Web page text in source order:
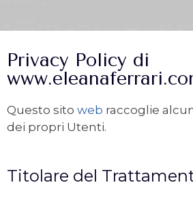
Privacy Policy di
Questo sito web raccoglie
dei propri Utenti.
Titolare del